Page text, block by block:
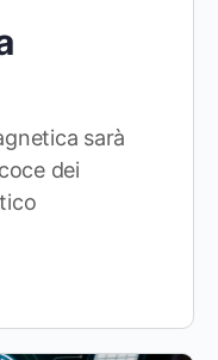
sarà
dei